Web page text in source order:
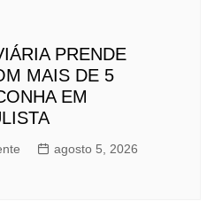
PRENDE
MAIS DE 5
EM
agosto 5, 2026